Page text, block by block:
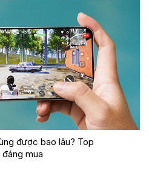
được bao lâu? Top
mua